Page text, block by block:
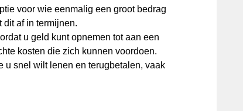
voor wie eenmalig een groot bedrag
dit af in termijnen.
u geld kunt opnemen tot aan een
kosten die zich kunnen voordoen.
u snel wilt lenen en terugbetalen, vaak